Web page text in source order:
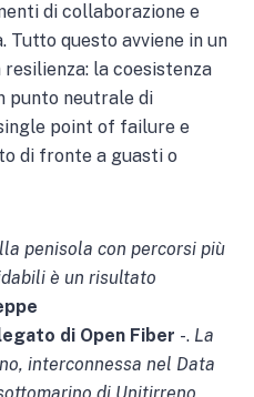
di collaborazione e
Tutto questo avviene in un
la coesistenza
punto neutrale di
point of failure e
di fronte a guasti o
penisola con percorsi più
è un risultato
di Open Fiber -. La
interconnessa nel Data